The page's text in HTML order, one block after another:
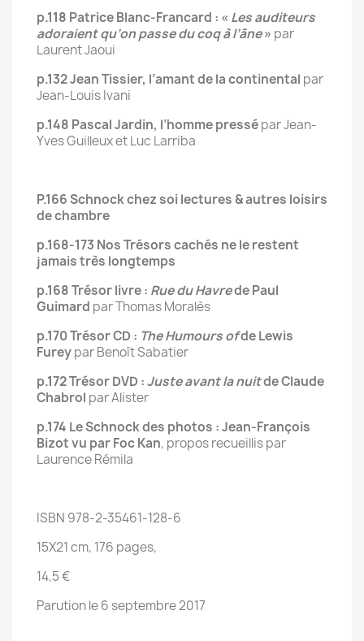
p.118 Patrice Blanc-Francard : « Les auditeurs
adoraient qu’on passe du coq à l’âne» par
Laurent Jaoui
p.132 Jean Tissier, l’amant de la continental par
Jean-Louis Ivani
p.148 Pascal Jardin, l’homme pressépar Jean-
Yves Guilleux et Luc Larriba
P.166 Schnock chez soi lectures & autres loisirs
de chambre
p.168-173 Nos Trésors cachés ne le restent
jamais très longtemps
p.168 Trésor livre : Rue du Havrede Paul
Guimard par Thomas Moralès
p.170 Trésor CD : The Humours ofde Lewis
Fureypar Benoît Sabatier
p.172 Trésor DVD :Juste avant la nuitde Claude
Chabrol par Alister
p.174 Le Schnock des photos : Jean-François
Bizot vu par Foc Kan, propos recueillis par
Laurence Rémila
ISBN 978-2-35461-128-6
15X21 cm, 176 pages,
14,5 €
Parution le 6 septembre 2017